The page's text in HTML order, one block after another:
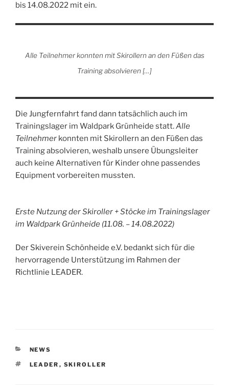
bis 14.08.2022 mit ein.
Alle Teilnehmer konnten mit Skirollern an den Füßen das
Training absolvieren […]
Die Jungfernfahrt fand dann tatsächlich auch im
Trainingslager im Waldpark Grünheide statt.Alle
Teilnehmer konnten mit Skirollern an den Füßen das
Training absolvieren, weshalb unsere Übungsleiter
auch keine Alternativen für Kinder ohne passendes
Equipment vorbereiten mussten.
Erste Nutzung der Skiroller + Stöcke im Trainingslager
im Waldpark Grünheide (11.08. – 14.08.2022)
Der Skiverein Schönheide e.V. bedankt sich für die
hervorragende Unterstützung im Rahmen der
Richtlinie LEADER.
KATEGORIEN
NEWS
SCHLAGWÖRTER
LEADER , SKIROLLER